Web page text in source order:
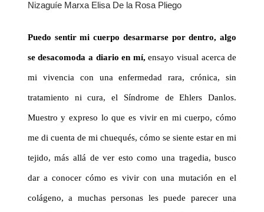
Nizaguíe MarxaElisa De la Rosa Pliego
Puedo sentir mi cuerpo desarmarse por dentro, algo
se desacomoda a diario en mí, ensayo visual acerca de
mi vivencia con una enfermedad rara, crónica, sin
tratamiento ni cura, el Síndrome de Ehlers Danlos.
Muestro y expreso lo que es vivir en mi cuerpo, cómo
me di cuenta de mi chuequés, cómo se siente estar en mi
tejido, más allá de ver esto como una tragedia, busco
dar a conocer cómo es vivir con una mutación en el
colágeno, a muchas personas les puede parecer una